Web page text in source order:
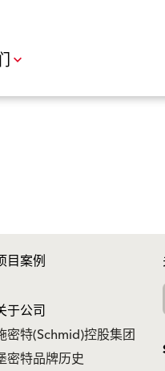
目案例
于公司
密特(Schmid)控股集团
密特品牌历史